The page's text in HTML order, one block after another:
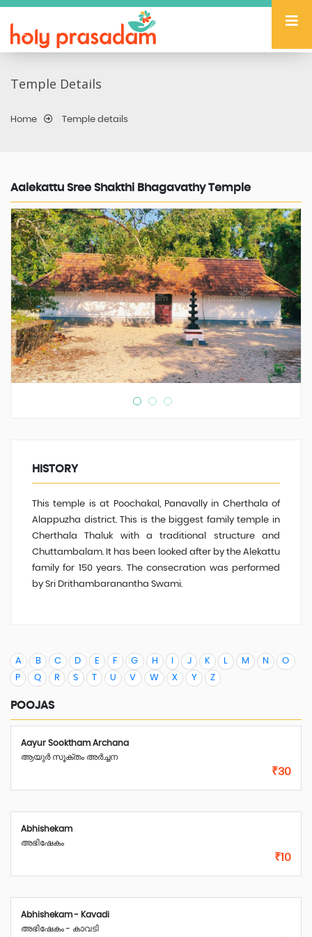
Temple Details
Home Temple details
Aalekattu Sree Shakthi Bhagavathy Temple
HISTORY
This temple is at Poochakal, Panavally in Cherthala of
Alappuzha district. This is the biggest family temple in
Cherthala Thaluk with a traditional structure and
Chuttambalam. It has been looked after by the Alekattu
family for 150 years. The consecration was performed
by Sri Drithambaranantha Swami.
A B C D E F G H J K L M N
O
P
Q R S U V W X Y Z
POOJAS
Aayur Sooktham Archana
ആയുർ സൂക്തം അർച്ചന
₹30
Abhishekam
അഭിഷേകം
₹10
Abhishekam - Kavadi
അഭിഷേകം - കാവടി